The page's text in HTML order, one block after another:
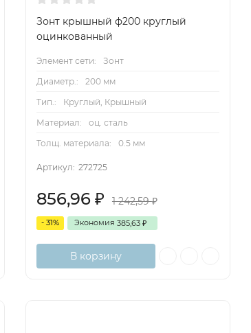
Зонт крышный ф200 круглый
оцинкованный
Элемент сети:
Зонт
Диаметр.:
200 мм
Тип.:
Круглый, Крышный
Материал:
оц. сталь
Толщ. материала:
0.5 мм
Артикул: 272725
856,96 ₽ 1 242,59₽
- 31% Экономия 385,63 ₽
В корзину